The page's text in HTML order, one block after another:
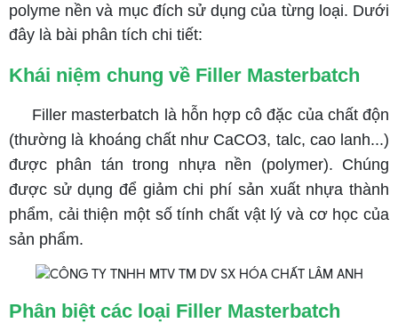
polyme nền và mục đích sử dụng của từng loại. Dưới
đây là bài phân tích chi tiết:
Khái niệm chung về Filler Masterbatch
Filler masterbatch là hỗn hợp cô đặc của chất độn
(thường là khoáng chất như CaCO3, talc, cao lanh...)
được phân tán trong nhựa nền (polymer). Chúng
được sử dụng để giảm chi phí sản xuất nhựa thành
phẩm, cải thiện một số tính chất vật lý và cơ học của
sản phẩm.
Phân biệt các loại Filler Masterbatch